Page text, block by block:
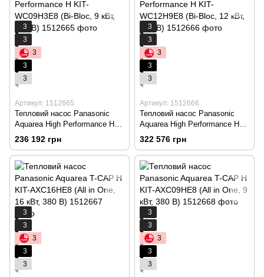
3
3
3
3
3
Артикул: 1512665
Тепловий насос Panasonic
Aquarea High Performance H
KIT-WC09H3E8 (Bi-Bloc, 9 кВт,
236 192 грн
3
3
3
3
3
Артикул: 1512666
Тепловий насос Panasonic
Aquarea High Performance H
KIT-WC12H9E8 (Bi-Bloc, 12
кВт, 380 В)
322 576 грн
3
3
3
3
3
3
3
3
3
3